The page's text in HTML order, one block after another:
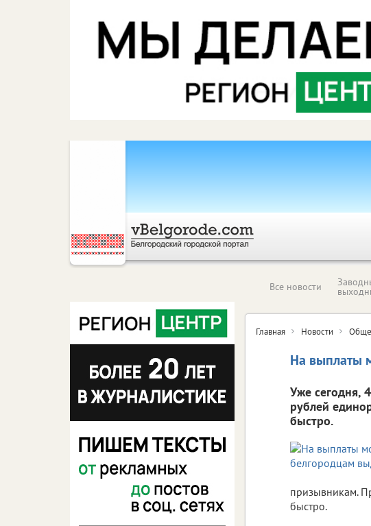
Все новости
Главная Новости
На выплаты
Уже сегодня,
рублей
быстро.
призывникам.
быстро.